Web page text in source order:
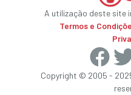
A utilização deste site
Termos e
Copyright © 2005 -